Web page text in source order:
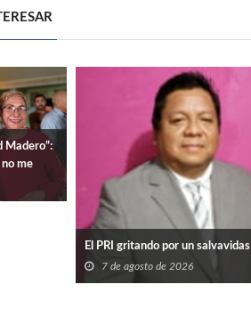
Madero”:
no me
El PRI gritando por un salvavidas
7 de agosto de 2026